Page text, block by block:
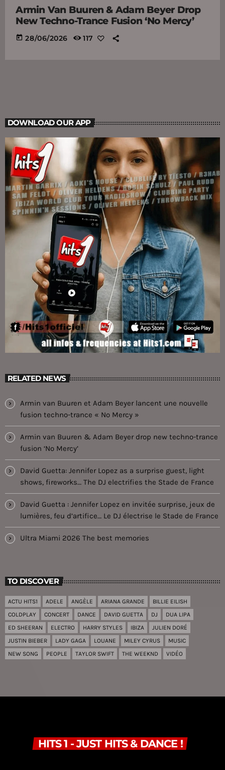
Armin Van Buuren & Adam Beyer Drop
New Techno-Trance Fusion ‘No Mercy’
today 28/06/2026 117
DOWNLOAD OUR APP
RELATED NEWS
Armin van Buuren et Adam Beyer lancent une nouvelle
fusion techno-trance « No Mercy »
Armin van Buuren & Adam Beyer drop new techno-trance
fusion ‘No Mercy’
David Guetta: Jennifer Lopez as a surprise guest, light
shows, fireworks… The DJ electrifies the Stade de France
David Guetta : Jennifer Lopez en invitée surprise, jeux de
lumières, feu d’artifice… Le DJ électrise le Stade de France
Ultra Miami 2026 The best memories
TO DISCOVER
ACTU HITS1 ADELE ANGÈLE ARIANA GRANDE
BILLIE EILISH
COLDPLAY
CONCERT DANCE DAVID GUETTA DJ
DUA LIPA
ED SHEERAN
ELECTRO HARRY STYLES IBIZA
JULIEN DORÉ
JUSTIN BIEBER
LADY GAGA LOUANE MILEY CYRUS
MUSIC
NEW SONG
PEOPLE TAYLOR SWIFT THE WEEKND VIDÉO
HITS 1 - JUST HITS & DANCE !